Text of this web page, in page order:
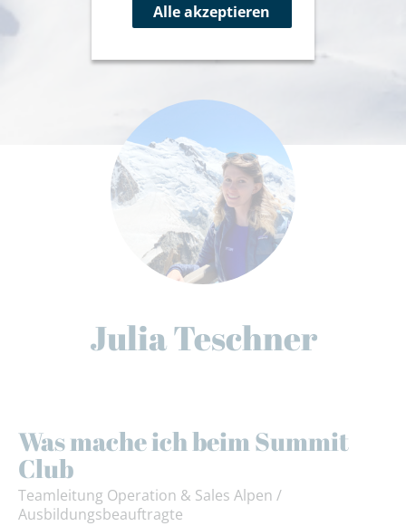
Julia Teschner
Was mache ich beim Summit
Club
Teamleitung Operation & Sales Alpen /
Ausbildungsbeauftragte
Alle akzeptieren